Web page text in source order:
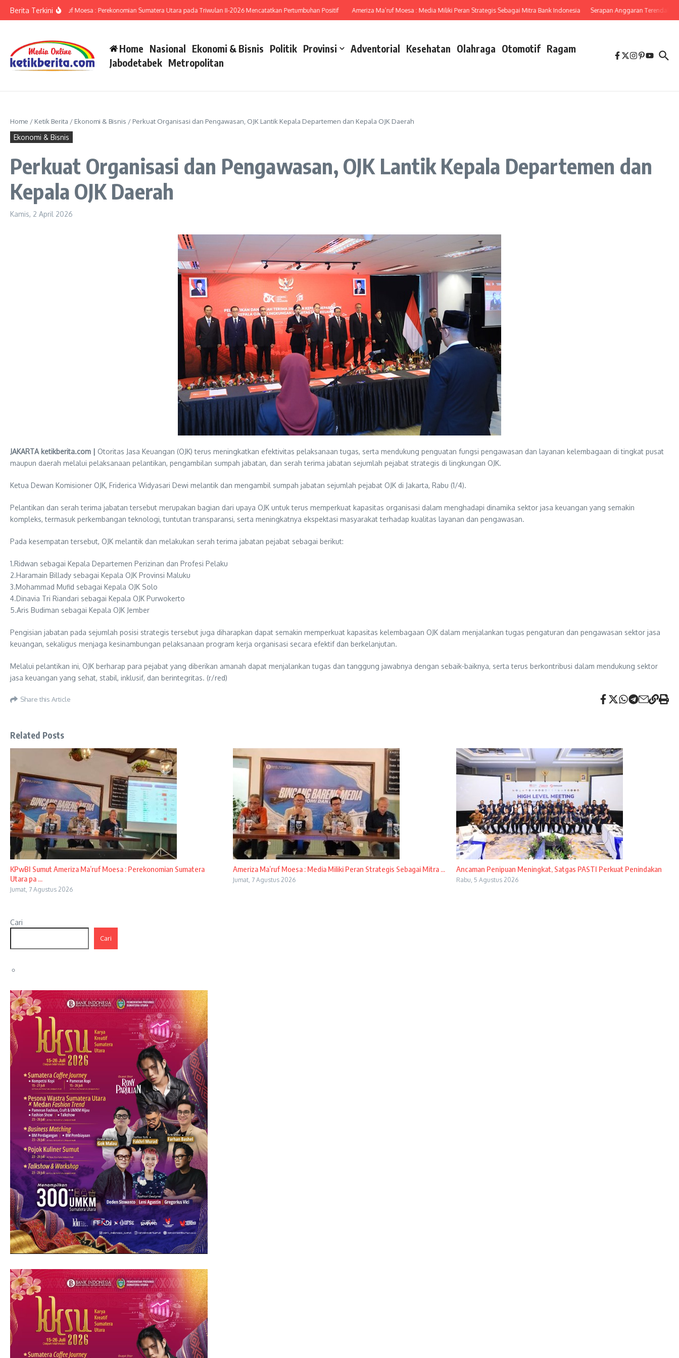
Berita Terkini
Ameriza Ma’ruf Moesa : Perekonomian Sumatera Utara pada Triwulan II-2026 Mencatatkan Pertumbuhan Positif Ameriza Ma’ruf Moesa : Media Miliki Peran Strategis Sebagai Mitra Bank Indonesia Serapan Anggaran Terendah,
Home Nasional Ekonomi & Bisnis Politik Provinsi Adventorial Kesehatan Olahraga Otomotif Ragam
Jabodetabek Metropolitan
Home / Ketik Berita / Ekonomi & Bisnis / Perkuat Organisasi dan Pengawasan, OJK Lantik Kepala Departemen dan Kepala OJK Daerah
Ekonomi & Bisnis
Perkuat Organisasi dan Pengawasan, OJK Lantik Kepala Departemen dan
Kepala OJK Daerah
Kamis, 2 April 2026
JAKARTA ketikberita.com | Otoritas Jasa Keuangan (OJK) terus meningkatkan efektivitas pelaksanaan tugas, serta mendukung penguatan fungsi pengawasan dan layanan kelembagaan di tingkat pusat
maupun daerah melalui pelaksanaan pelantikan, pengambilan sumpah jabatan, dan serah terima jabatan sejumlah pejabat strategis di lingkungan OJK.
Ketua Dewan Komisioner OJK, Friderica Widyasari Dewi melantik dan mengambil sumpah jabatan sejumlah pejabat OJK di Jakarta, Rabu (1/4).
Pelantikan dan serah terima jabatan tersebut merupakan bagian dari upaya OJK untuk terus memperkuat kapasitas organisasi dalam menghadapi dinamika sektor jasa keuangan yang semakin
kompleks, termasuk perkembangan teknologi, tuntutan transparansi, serta meningkatnya ekspektasi masyarakat terhadap kualitas layanan dan pengawasan.
Pada kesempatan tersebut, OJK melantik dan melakukan serah terima jabatan pejabat sebagai berikut:
1.Ridwan sebagai Kepala Departemen Perizinan dan Profesi Pelaku
2.Haramain Billady sebagai Kepala OJK Provinsi Maluku
3.Mohammad Mufid sebagai Kepala OJK Solo
4.Dinavia Tri Riandari sebagai Kepala OJK Purwokerto
5.Aris Budiman sebagai Kepala OJK Jember
Pengisian jabatan pada sejumlah posisi strategis tersebut juga diharapkan dapat semakin memperkuat kapasitas kelembagaan OJK dalam menjalankan tugas pengaturan dan pengawasan sektor jasa
keuangan, sekaligus menjaga kesinambungan pelaksanaan program kerja organisasi secara efektif dan berkelanjutan.
Melalui pelantikan ini, OJK berharap para pejabat yang diberikan amanah dapat menjalankan tugas dan tanggung jawabnya dengan sebaik-baiknya, serta terus berkontribusi dalam mendukung sektor
jasa keuangan yang sehat, stabil, inklusif, dan berintegritas. (r/red)
Share this Article
Related Posts
KPwBI Sumut Ameriza Ma’ruf Moesa : Perekonomian Sumatera
Utara pa ...
Jumat, 7 Agustus 2026
Ameriza Ma’ruf Moesa : Media Miliki Peran Strategis Sebagai Mitra ...
Jumat, 7 Agustus 2026
Ancaman Penipuan Meningkat, Satgas PASTI Perkuat Penindakan
Rabu, 5 Agustus 2026
Cari
Cari